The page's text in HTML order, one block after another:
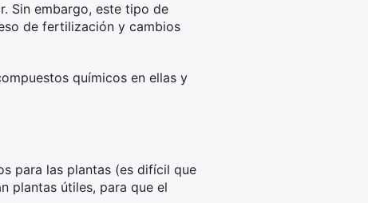
Sin embargo, este tipo de
de fertilización y cambios
químicos en ellas y
para las plantas (es difícil que
plantas útiles, para que el